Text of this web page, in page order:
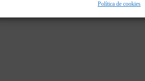
Política de cookies